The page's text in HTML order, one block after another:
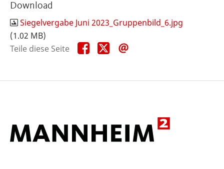
Download
Siegelvergabe Juni 2023_Gruppenbild_6.jpg
(1.02 MB)
Teile diese Seite
Teile
diese
Teile
diese